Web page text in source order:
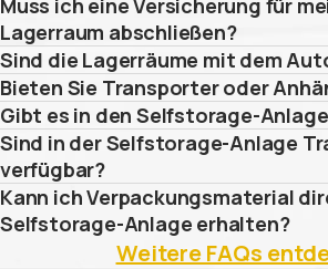
Muss ich eine Versicherung für
Lagerraum abschließen?
Sind die Lagerräume mit dem
Bieten Sie Transporter oder
Gibt es in den Selfstorage-
Sind in der Selfstorage-Anlage
verfügbar?
Kann ich Verpackungsmaterial
Selfstorage-Anlage erhalten?
Weitere FAQs